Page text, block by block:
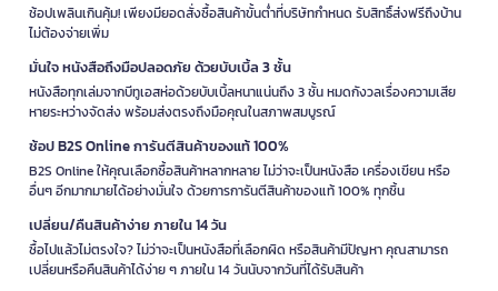
ช้อปเพลินเกินคุ้ม! เพียงมียอดสั่งซื้อสินค้าขั้นต่ำที่บริษัทกำหนด รับสิทธิ์ส่งฟรีถึงบ้าน
ไม่ต้องจ่ายเพิ่ม
มั่นใจ หนังสือถึงมือปลอดภัย ด้วยบับเบิ้ล 3 ชั้น
หนังสือทุกเล่มจากบีทูเอสห่อด้วยบับเบิ้ลหนาแน่นถึง 3 ชั้น หมดกังวลเรื่องความเสีย
หายระหว่างจัดส่ง พร้อมส่งตรงถึงมือคุณในสภาพสมบูรณ์
ช้อป B2S Online การันตีสินค้าของแท้ 100%
B2S Online ให้คุณเลือกซื้อสินค้าหลากหลาย ไม่ว่าจะเป็นหนังสือ เครื่องเขียน หรือ
อื่นๆ อีกมากมายได้อย่างมั่นใจ ด้วยการการันตีสินค้าของแท้ 100% ทุกชิ้น
เปลี่ยน/คืนสินค้าง่าย ภายใน 14 วัน
ซื้อไปแล้วไม่ตรงใจ? ไม่ว่าจะเป็นหนังสือที่เลือกผิด หรือสินค้ามีปัญหา คุณสามารถ
เปลี่ยนหรือคืนสินค้าได้ง่าย ๆ ภายใน 14 วันนับจากวันที่ได้รับสินค้า